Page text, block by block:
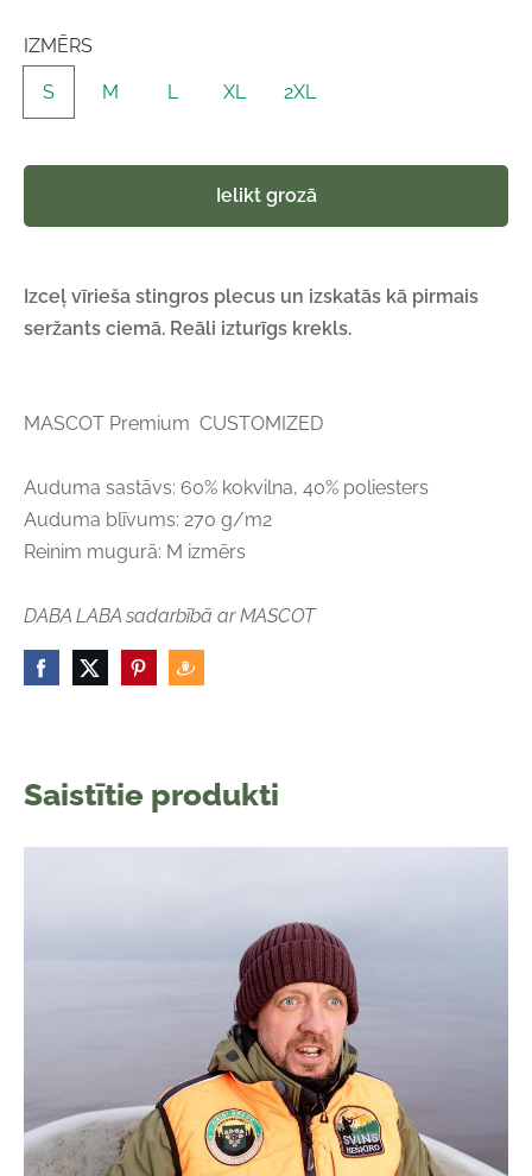
IZMĒRS
S M L XL 2XL
Ielikt grozā
Izceļ vīrieša stingros plecus un izskatās kā pirmais
seržants ciemā. Reāli izturīgs krekls.
MASCOT Premium CUSTOMIZED
Auduma sastāvs: 60% kokvilna, 40% poliesters
Auduma blīvums: 270 g/m2
Reinim mugurā: M izmērs
DABA LABA sadarbībā ar MASCOT
Saistītie produkti